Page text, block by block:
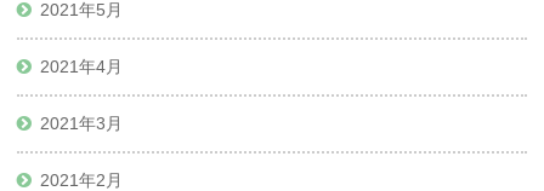
2021年5月
2021年4月
2021年3月
2021年2月